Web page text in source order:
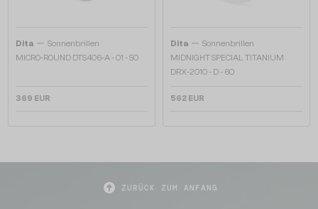
Dita — Sonnenbrillen
MICRO-ROUND DTS406-A - 01 - 50
369 EUR
Dita — Sonnenbrillen
MIDNIGHT SPECIAL TITANIUM
DRX-2010 - D - 60
562 EUR
ZURÜCK ZUM ANFANG